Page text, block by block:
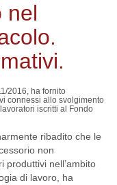
nel
2016, ha fornito
connessi allo svolgimento
iscritti al Fondo
ribadito che le
non
produttivi nell’ambito
di lavoro, ha